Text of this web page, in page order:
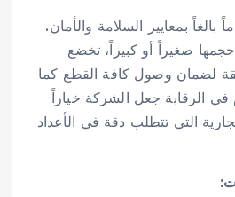
بالغاً بمعايير السلامة والأمان.
صغيراً أو كبيراً، تخضع
لضمان وصول كافة القطع كما
الرقابة جعل الشركة خياراً
التي تتطلب دقة في الأعداد